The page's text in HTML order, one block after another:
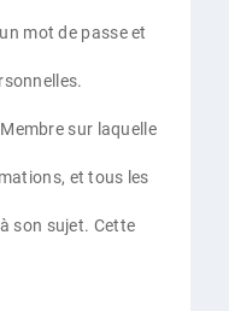
mot de passe et
sur laquelle
et tous les
son sujet. Cette